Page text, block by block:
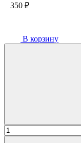
350 ₽
В корзину
Количество
товара